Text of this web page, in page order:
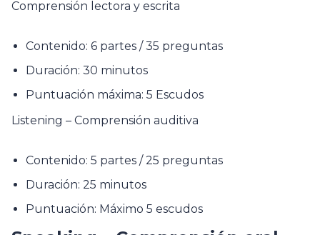
Comprensión lectora y escrita
Contenido: 6 partes / 35 preguntas
Duración: 30 minutos
Puntuación máxima: 5 Escudos
Listening – Comprensión auditiva
Contenido: 5 partes / 25 preguntas
Duración: 25 minutos
Puntuación: Máximo 5 escudos